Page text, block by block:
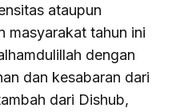
ataupun
masyarakat tahun ini
dengan
dan kesabaran dari
dari Dishub,